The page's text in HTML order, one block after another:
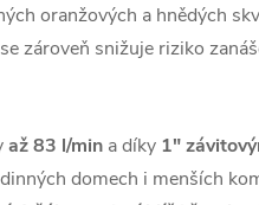
oranžových a hnědých
zároveň snižuje riziko
až 83 l/min a díky 1"
domech i menších